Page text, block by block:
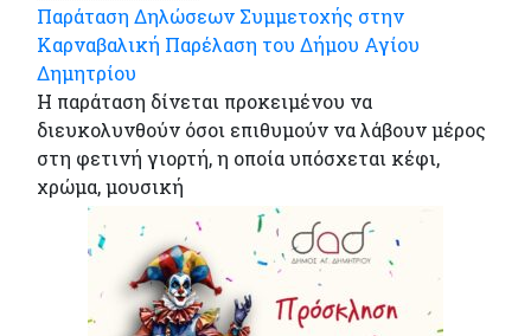
Παράταση Δηλώσεων Συμμετοχής στην
Καρναβαλική Παρέλαση του Δήμου Αγίου
Δημητρίου
Η παράταση δίνεται προκειμένου να
διευκολυνθούν όσοι επιθυμούν να λάβουν μέρος
στη φετινή γιορτή, η οποία υπόσχεται κέφι,
χρώμα, μουσική